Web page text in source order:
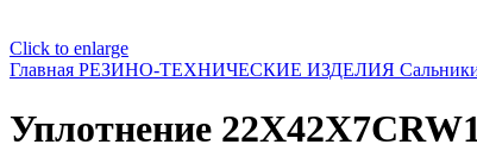
Click to enlarge
Главная РЕЗИНО-ТЕХНИЧЕСКИЕ ИЗДЕЛИЯ
Уплотнение